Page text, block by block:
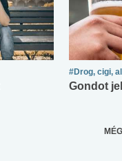
#Drog, cigi,
Gondot